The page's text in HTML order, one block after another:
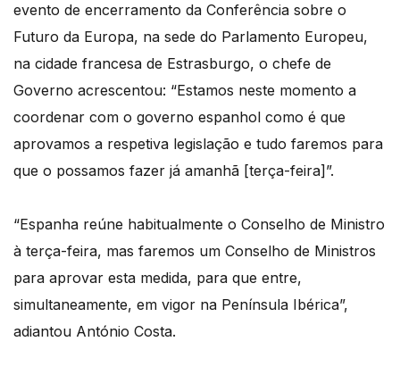
evento de encerramento da Conferência sobre o
Futuro da Europa, na sede do Parlamento Europeu,
na cidade francesa de Estrasburgo, o chefe de
Governo acrescentou: “Estamos neste momento a
coordenar com o governo espanhol como é que
aprovamos a respetiva legislação e tudo faremos para
que o possamos fazer já amanhã [terça-feira]”.
“Espanha reúne habitualmente o Conselho de Ministro
à terça-feira, mas faremos um Conselho de Ministros
para aprovar esta medida, para que entre,
simultaneamente, em vigor na Península Ibérica”,
adiantou António Costa.